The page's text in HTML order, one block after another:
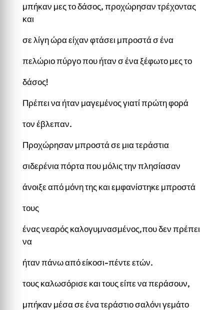
μπήκαν μες το δάσος, προχώρησαν τρέχοντας
και
σε λίγη ώρα είχαν φτάσει μπροστά σ ένα
πελώριο πύργο που ήταν σ ένα ξέφωτο μες το
δάσος!
Πρέπει να ήταν μαγεμένος γιατί πρώτη φορά
τον έβλεπαν.
Προχώρησαν μπροστά σε μια τεράστια
σιδερένια πόρτα που μόλις την πλησίασαν
άνοιξε από μόνη της και εμφανίστηκε μπροστά
τους
ένας νεαρός καλογυμνασμένος,που δεν πρέπει
να
ήταν πάνω από είκοσι-πέντε ετών.
τους καλωσόρισε και τους είπε να περάσουν,
μπήκαν μέσα σε ένα τεράστιο σαλόνι γεμάτο